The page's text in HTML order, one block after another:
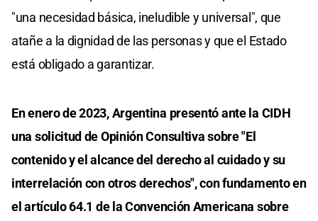
"una necesidad básica, ineludible y universal", que
atañe a la dignidad de las personas y que el Estado
está obligado a garantizar.
En enero de 2023, Argentina presentó ante la CIDH
una solicitud de Opinión Consultiva sobre "El
contenido y el alcance del derecho al cuidado y su
interrelación con otros derechos", con fundamento en
el artículo 64.1 de la Convención Americana sobre